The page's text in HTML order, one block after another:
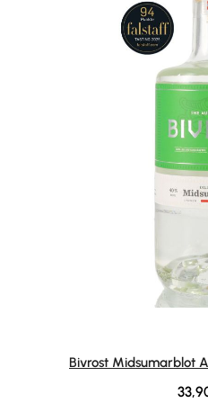
Bivrost Midsumarblot